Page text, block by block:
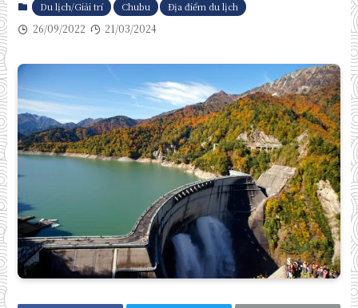
Du lịch/Giải trí Chubu Địa điểm du lịch
26/09/2022 21/03/2024